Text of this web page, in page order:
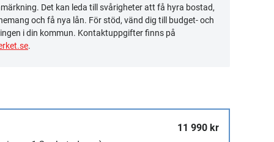
Det kan leda till svårigheter att få hyra bostad,
och få nya lån. För stöd, vänd dig till budget- och
i din kommun. Kontaktuppgifter finns på
.
11 990 kr